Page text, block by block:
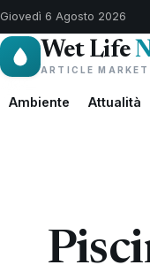
Giovedì 6 Agosto 2026
Wet Life
ARTICLE
Ambiente Attualità